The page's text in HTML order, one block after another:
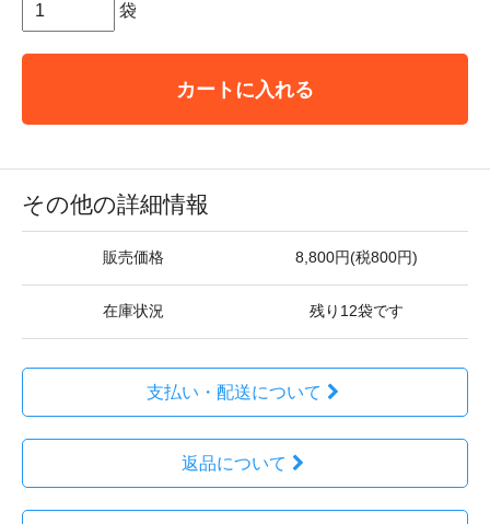
袋
カートに入れる
その他の詳細情報
販売価格 8,800円(税800円)
在庫状況 残り12袋です
支払い・配送について
返品について